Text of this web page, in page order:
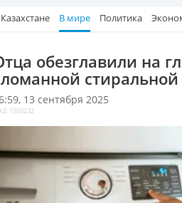
В мире Политика
обезглавили на
13 сентября 2025
1503232